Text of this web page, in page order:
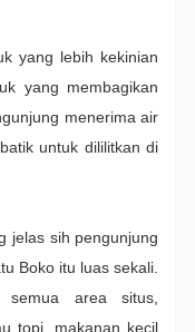
yang lebih kekinian
yang membagikan
menerima air
untuk dililitkan di
jelas sih pengunjung
Boko itu luas sekali.
semua area situs,
topi, makanan kecil